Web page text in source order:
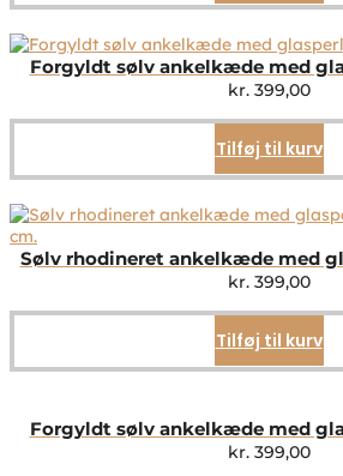
Forgyldt sølv ankelkæde med
kr.399,00
Tilføj til kurv
Sølv rhodineret ankelkæde med
kr.399,00
Tilføj til kurv
Forgyldt sølv ankelkæde med
kr.399,00